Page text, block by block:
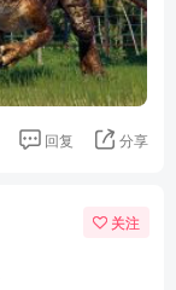
回复 分享
关注